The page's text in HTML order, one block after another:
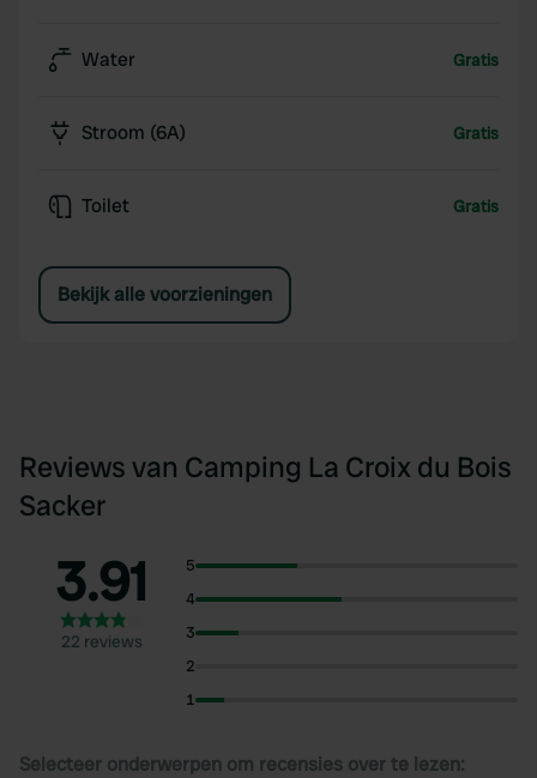
Water Gratis
Stroom (6A) Gratis
Toilet Gratis
Bekijk alle voorzieningen
Reviews van Camping La Croix du Bois
Sacker
3.91
22 reviews
5
4
3
2
1
Selecteer onderwerpen om recensies over te lezen: